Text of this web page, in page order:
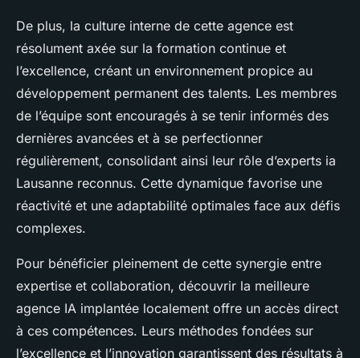
De plus, la culture interne de cette agence est
résolument axée sur la formation continue et
l’excellence, créant un environnement propice au
développement permanent des talents. Les membres
de l’équipe sont encouragés à se tenir informés des
dernières avancées et à se perfectionner
régulièrement, consolidant ainsi leur rôle d’experts ia
Lausanne reconnus. Cette dynamique favorise une
réactivité et une adaptabilité optimales face aux défis
complexes.
Pour bénéficier pleinement de cette synergie entre
expertise et collaboration, découvrir la meilleure
agence IA implantée localement offre un accès direct
à ces compétences. Leurs méthodes fondées sur
l’excellence et l’innovation garantissent des résultats à